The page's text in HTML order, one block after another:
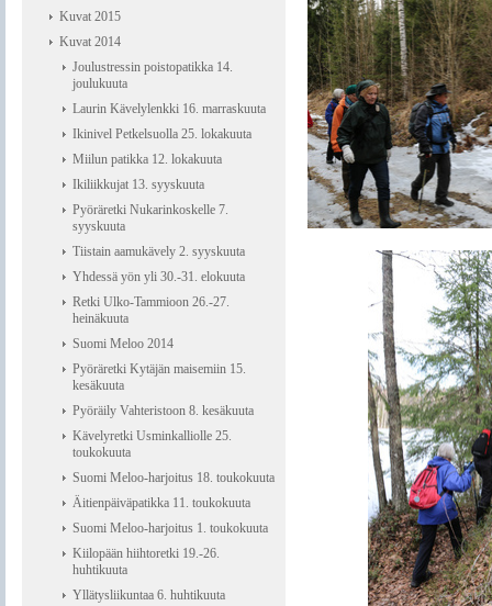
Kuvat 2015
Kuvat 2014
Joulustressin poistopatikka 14.
joulukuuta
Laurin Kävelylenkki 16. marraskuuta
Ikinivel Petkelsuolla 25. lokakuuta
Miilun patikka 12. lokakuuta
Ikiliikkujat 13. syyskuuta
Pyöräretki Nukarinkoskelle 7.
syyskuuta
Tiistain aamukävely 2. syyskuuta
Yhdessä yön yli 30.-31. elokuuta
Retki Ulko-Tammioon 26.-27.
heinäkuuta
Suomi Meloo 2014
Pyöräretki Kytäjän maisemiin 15.
kesäkuuta
Pyöräily Vahteristoon 8. kesäkuuta
Kävelyretki Usminkalliolle 25.
toukokuuta
Suomi Meloo-harjoitus 18. toukokuuta
Äitienpäiväpatikka 11. toukokuuta
Suomi Meloo-harjoitus 1. toukokuuta
Kiilopään hiihtoretki 19.-26.
huhtikuuta
Yllätysliikuntaa 6. huhtikuuta